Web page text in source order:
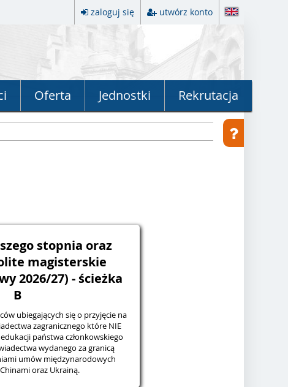
zaloguj się utwórz konto
Oferta Jednostki Rekrutacja
stopnia oraz
magisterskie
2026/27) - ścieżka
B
ubiegających się o przyjęcie na
zagranicznego które NIE
państwa członkowskiego
wydanego za granicą
umów międzynarodowych
oraz Ukrainą.